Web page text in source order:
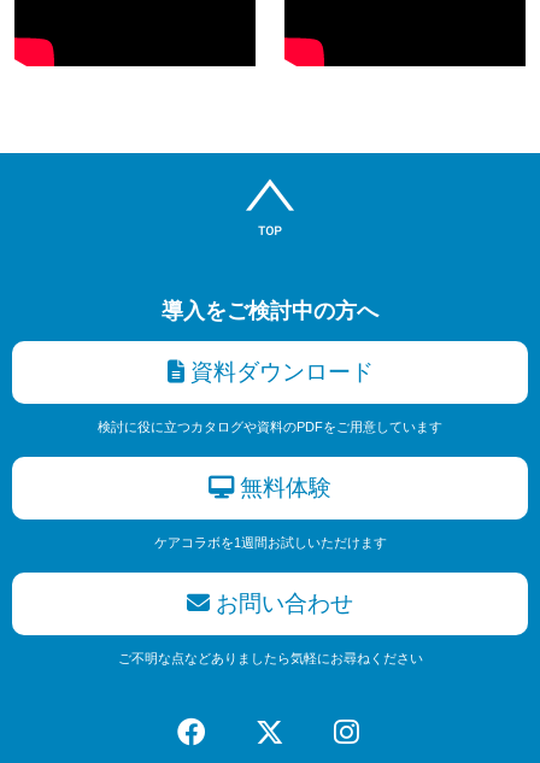
導入をご検討中の方へ
資料ダウンロード
検討に役に立つカタログや資料のPDFをご用意しています
無料体験
ケアコラボを1週間お試しいただけます
お問い合わせ
ご不明な点などありましたら気軽にお尋ねください